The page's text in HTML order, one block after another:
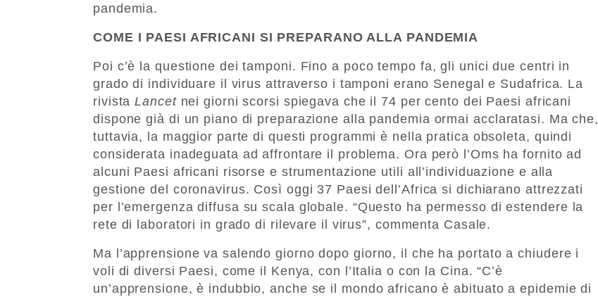
pandemia.
COME I PAESI AFRICANI SI PREPARANO ALLA PANDEMIA
Poi c’è la questione dei tamponi. Fino a poco tempo fa, gli unici due centri in
grado di individuare il virus attraverso i tamponi erano Senegal e Sudafrica. La
rivistaLancetnei giorni scorsi spiegava che il 74 per cento dei Paesi africani
dispone già di un piano di preparazione alla pandemia ormai acclaratasi. Ma che,
tuttavia, la maggior parte di questi programmi è nella pratica obsoleta, quindi
considerata inadeguata ad affrontare il problema. Ora però l’Oms ha fornito ad
alcuni Paesi africani risorse e strumentazione utili all’individuazione e alla
gestione del coronavirus. Così oggi 37 Paesi dell’Africa si dichiarano attrezzati
per l’emergenza diffusa su scala globale. “Questo ha permesso di estendere la
rete di laboratori in grado di rilevare il virus”, commenta Casale.
Ma l’apprensione va salendo giorno dopo giorno, il che ha portato a chiudere i
voli di diversi Paesi, come il Kenya, con l’Italia o con la Cina. “C’è
un’apprensione, è indubbio, anche se il mondo africano è abituato a epidemie di